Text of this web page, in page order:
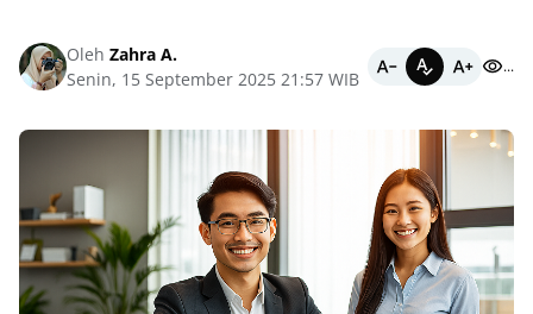
Oleh Zahra A.
Senin, 15 September 2025 21:57 WIB
...